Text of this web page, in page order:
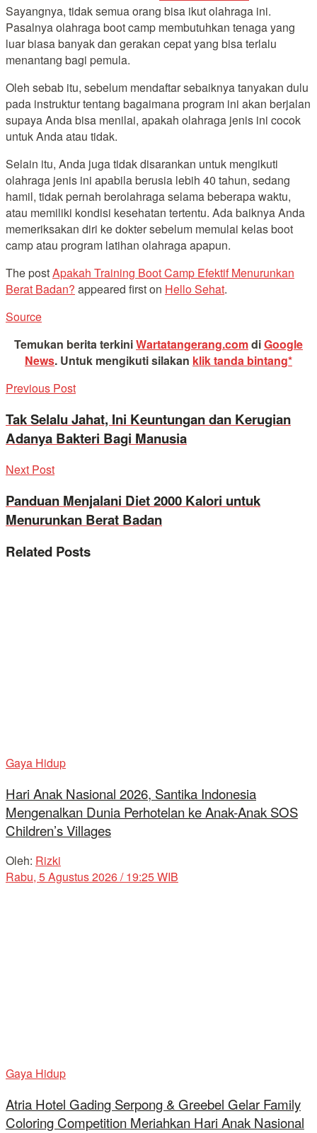
Sayangnya, tidak semua orang bisa ikut olahraga ini.
Pasalnya olahraga boot camp membutuhkan tenaga yang
luar biasa banyak dan gerakan cepat yang bisa terlalu
menantang bagi pemula.
Oleh sebab itu, sebelum mendaftar sebaiknya tanyakan dulu
pada instruktur tentang bagaimana program ini akan berjalan
supaya Anda bisa menilai, apakah olahraga jenis ini cocok
untuk Anda atau tidak.
Selain itu, Anda juga tidak disarankan untuk mengikuti
olahraga jenis ini apabila berusia lebih 40 tahun, sedang
hamil, tidak pernah berolahraga selama beberapa waktu,
atau memiliki kondisi kesehatan tertentu. Ada baiknya Anda
memeriksakan diri ke dokter sebelum memulai kelas boot
camp atau program latihan olahraga apapun.
The postApakah Training Boot Camp Efektif Menurunkan
Berat Badan? appeared first on Hello Sehat.
Source
Temukan berita terkiniWartatangerang.comdiGoogle
News. Untuk mengikuti silakan klik tanda bintang*
Previous Post
Tak Selalu Jahat, Ini Keuntungan dan Kerugian
Adanya Bakteri Bagi Manusia
Next Post
Panduan Menjalani Diet 2000 Kalori untuk
Menurunkan Berat Badan
Related Posts
Gaya Hidup
Hari Anak Nasional 2026, Santika Indonesia
Mengenalkan Dunia Perhotelan ke Anak-Anak SOS
Children’s Villages
Oleh: Rizki
Rabu, 5 Agustus 2026 / 19:25 WIB
Gaya Hidup
Atria Hotel Gading Serpong & Greebel Gelar Family
Coloring Competition Meriahkan Hari Anak Nasional